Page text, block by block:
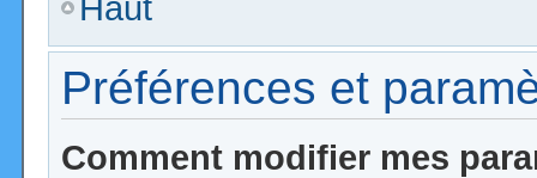
Préférences et
Comment modifier mes